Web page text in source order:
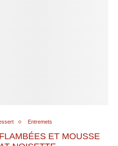
Entremets
ET MOUSSE